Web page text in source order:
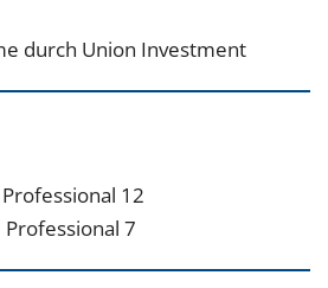
durch Union Investment
12
7